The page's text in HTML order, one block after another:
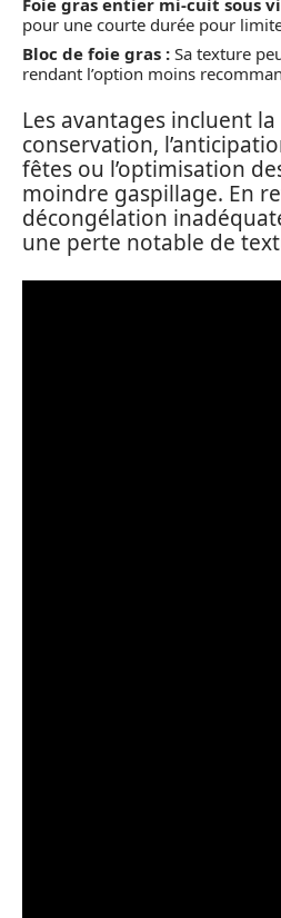
Foie gras entier mi-cuit sous
pour une courte durée pour
Bloc de foie gras : Sa texture
rendant l’option moins
Les avantages incluent
conservation,
fêtes ou l’optimisation
moindre gaspillage. En
décongélation
une perte notable de